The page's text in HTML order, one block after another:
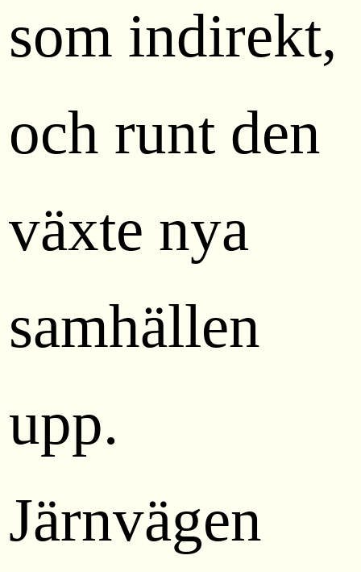
som indirekt,
och runt den
växte nya
samhällen
upp.
Järnvägen